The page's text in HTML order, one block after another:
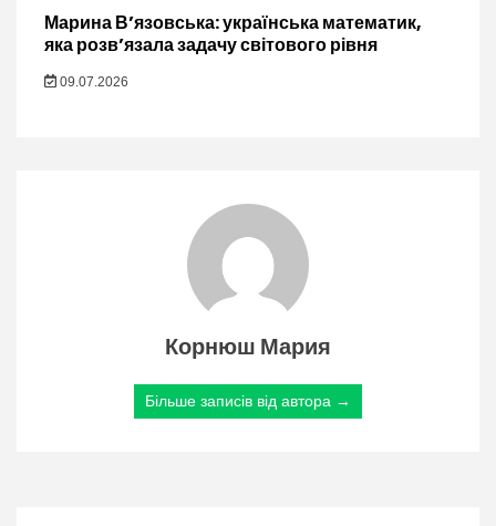
Марина В’язовська: українська математик,
яка розв’язала задачу світового рівня
09.07.2026
Корнюш Мария
Більше записів від автора →